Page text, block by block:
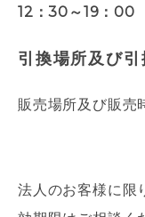
12：30～19：00
引換場所及び引
販売場所及び販売
法人のお客様に限